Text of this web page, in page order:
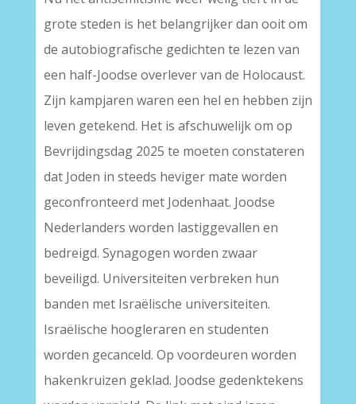
grote steden is het belangrijker dan ooit om
de autobiografische gedichten te lezen van
een half-Joodse overlever van de Holocaust.
Zijn kampjaren waren een hel en hebben zijn
leven getekend. Het is afschuwelijk om op
Bevrijdingsdag 2025 te moeten constateren
dat Joden in steeds heviger mate worden
geconfronteerd met Jodenhaat. Joodse
Nederlanders worden lastiggevallen en
bedreigd. Synagogen worden zwaar
beveiligd. Universiteiten verbreken hun
banden met Israëlische universiteiten.
Israëlische hoogleraren en studenten
worden gecanceld. Op voordeuren worden
hakenkruizen geklad. Joodse gedenktekens